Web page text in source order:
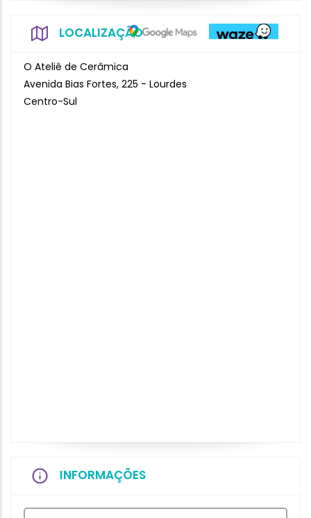
LOCALIZAÇÃO
O Ateliê de Cerâmica
Avenida Bias Fortes, 225 - Lourdes
Centro-Sul
INFORMAÇÕES